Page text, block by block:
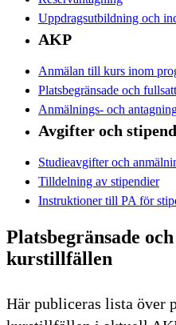
Uppdragsutbildning och
AKP
Anmälan till kurs inom
Platsbegränsade och
Anmälnings- och
Avgifter och
Studieavgifter och
Tilldelning av stipendier
Instruktioner till PA för
Platsbegränsade
kurstillfällen
Här publiceras lista över